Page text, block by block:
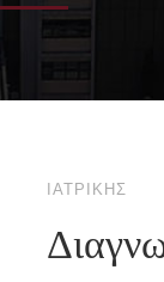
ΙΑΤΡΙΚΉΣ